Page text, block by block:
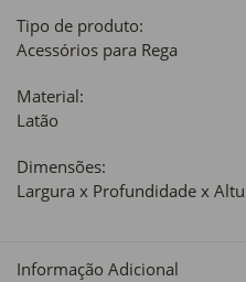
Tipo de produto:
Acessórios para Rega
Material:
Latão
Dimensões:
Largura x Profundidade x
Informação Adicional